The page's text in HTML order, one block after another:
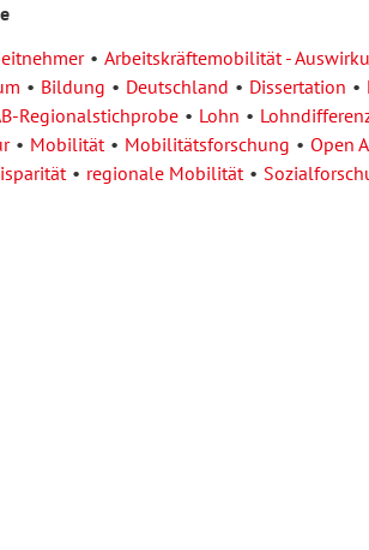
Arbeitskräftemobilität -
Bildung Deutschland Dissertation
Regionalstichprobe Lohn
Mobilität Mobilitätsforschung
Open
regionale Mobilität